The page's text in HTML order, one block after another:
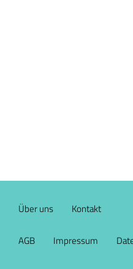
Über uns Kontakt
AGB Impressum